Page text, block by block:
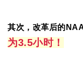
其次，改革后的
为3.5小时！